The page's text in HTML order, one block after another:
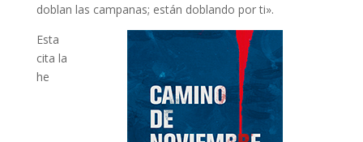
doblan las campanas; están doblando por ti».
Esta
cita la
he